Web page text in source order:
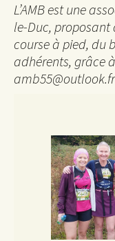
L’AMB est une
le-Duc,
course à pied, du
adhérents, grâce
amb55@outlook.fr